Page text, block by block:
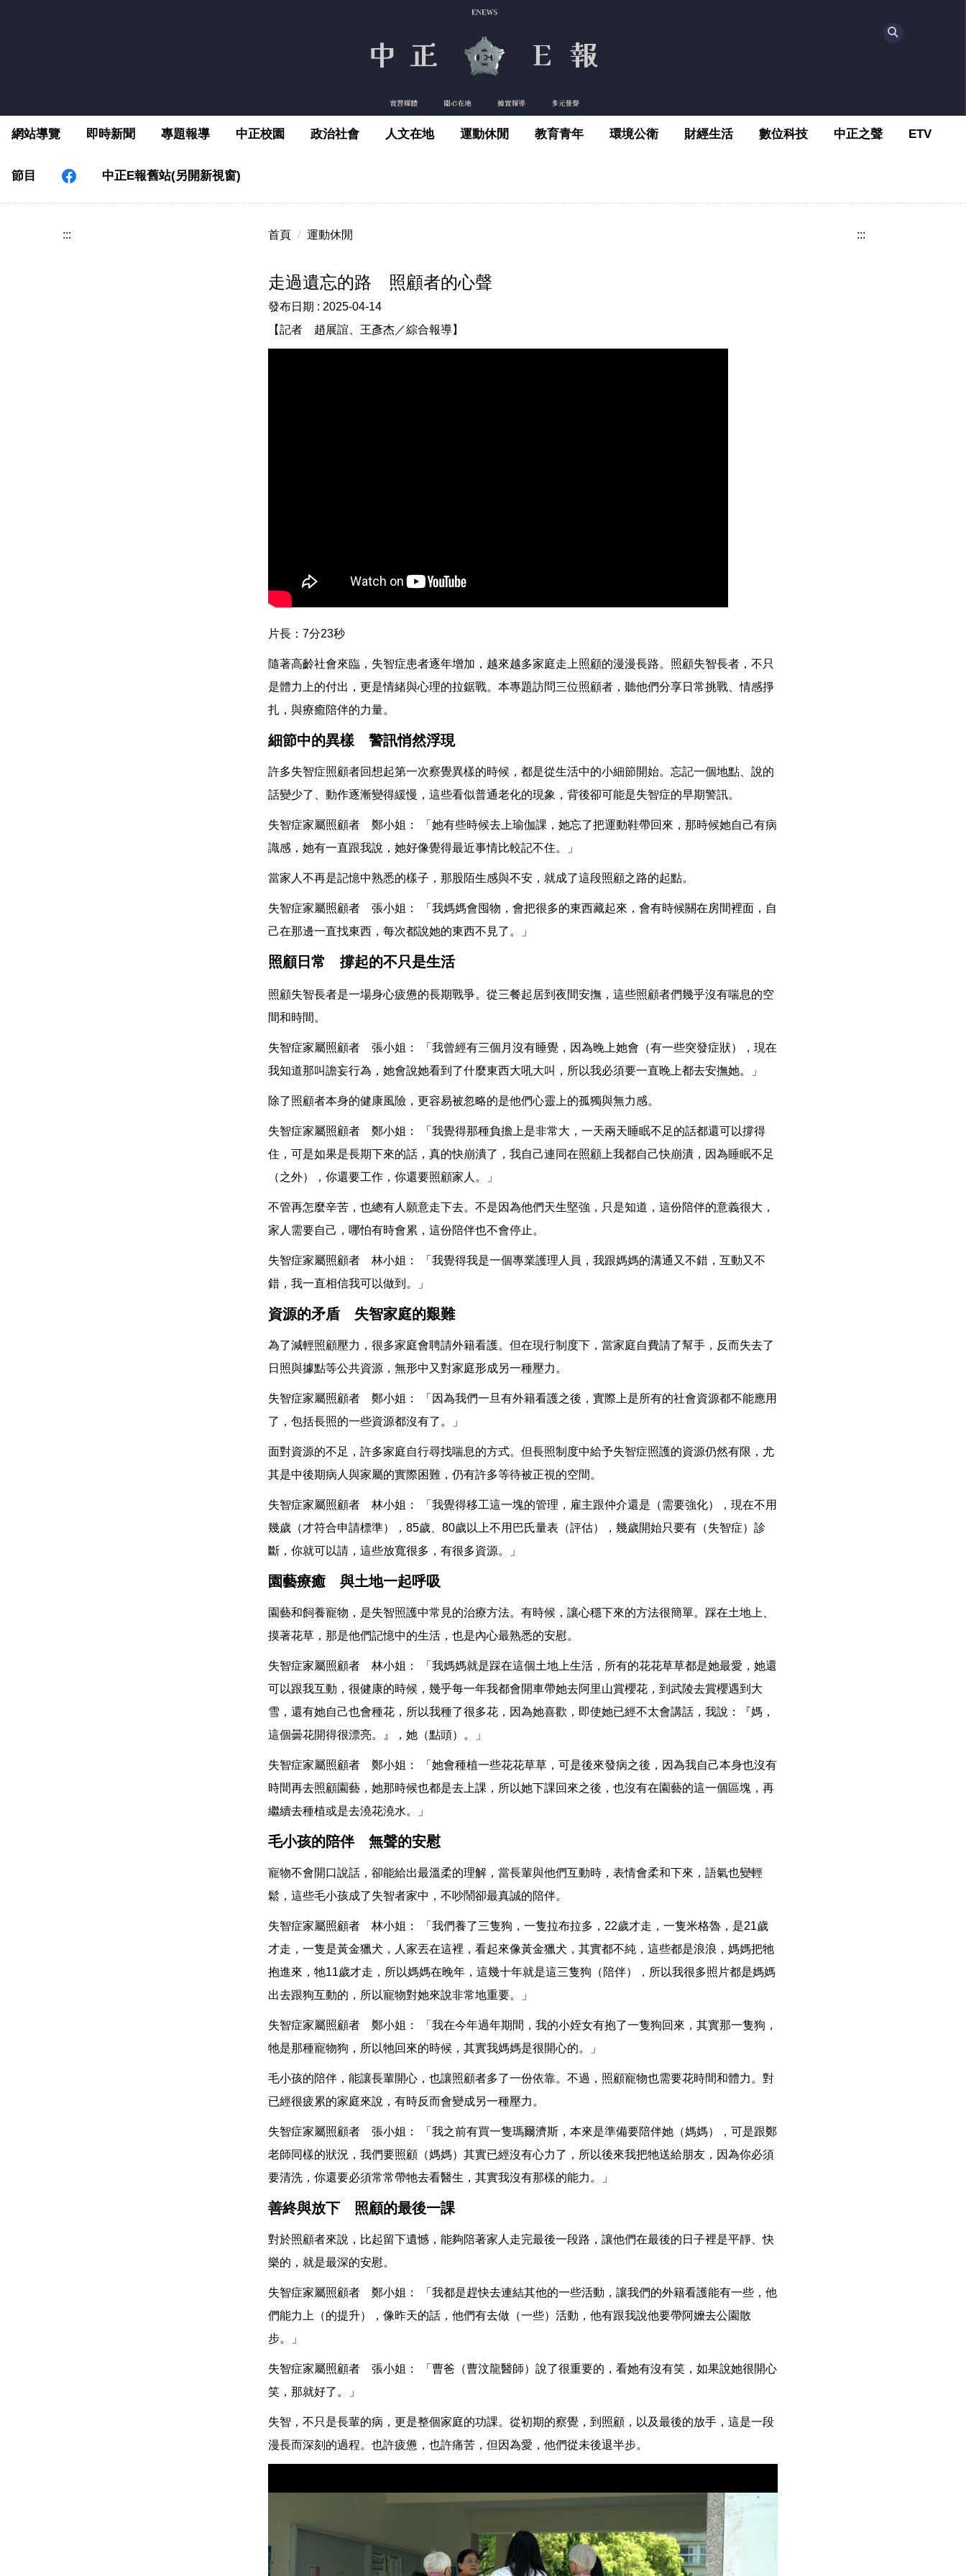
區
網站導覽 即時新聞 專題報導 中正校園 政治社會 人文在地 運動休閒 教育青年 環境公衛 財經生活 數位科技 中正之聲 ETV
節目 中正E報舊站(另開新視窗)
::: 首頁 運動休閒
走過遺忘的路 照顧者的心聲
發布日期 : 2025-04-14
【記者 趙展誼、王彥杰／綜合報導】
片長：7分23秒
隨著高齡社會來臨，失智症患者逐年增加，越來越多家庭走上照顧的漫漫長路。照顧失智長者，不只
是體力上的付出，更是情緒與心理的拉鋸戰。本專題訪問三位照顧者，聽他們分享日常挑戰、情感掙
扎，與療癒陪伴的力量。
細節中的異樣 警訊悄然浮現
許多失智症照顧者回想起第一次察覺異樣的時候，都是從生活中的小細節開始。忘記一個地點、說的
話變少了、動作逐漸變得緩慢，這些看似普通老化的現象，背後卻可能是失智症的早期警訊。
失智症家屬照顧者 鄭小姐： 「她有些時候去上瑜伽課，她忘了把運動鞋帶回來，那時候她自己有病
識感，她有一直跟我說，她好像覺得最近事情比較記不住。」
當家人不再是記憶中熟悉的樣子，那股陌生感與不安，就成了這段照顧之路的起點。
失智症家屬照顧者 張小姐： 「我媽媽會囤物，會把很多的東西藏起來，會有時候關在房間裡面，自
己在那邊一直找東西，每次都說她的東西不見了。」
照顧日常 撐起的不只是生活
照顧失智長者是一場身心疲憊的長期戰爭。從三餐起居到夜間安撫，這些照顧者們幾乎沒有喘息的空
間和時間。
失智症家屬照顧者 張小姐： 「我曾經有三個月沒有睡覺，因為晚上她會（有一些突發症狀），現在
我知道那叫譫妄行為，她會說她看到了什麼東西大吼大叫，所以我必須要一直晚上都去安撫她。」
除了照顧者本身的健康風險，更容易被忽略的是他們心靈上的孤獨與無力感。
失智症家屬照顧者 鄭小姐： 「我覺得那種負擔上是非常大，一天兩天睡眠不足的話都還可以撐得
住，可是如果是長期下來的話，真的快崩潰了，我自己連同在照顧上我都自己快崩潰，因為睡眠不足
（之外），你還要工作，你還要照顧家人。」
不管再怎麼辛苦，也總有人願意走下去。不是因為他們天生堅強，只是知道，這份陪伴的意義很大，
家人需要自己，哪怕有時會累，這份陪伴也不會停止。
失智症家屬照顧者 林小姐： 「我覺得我是一個專業護理人員，我跟媽媽的溝通又不錯，互動又不
錯，我一直相信我可以做到。」
資源的矛盾 失智家庭的艱難
為了減輕照顧壓力，很多家庭會聘請外籍看護。但在現行制度下，當家庭自費請了幫手，反而失去了
日照與據點等公共資源，無形中又對家庭形成另一種壓力。
失智症家屬照顧者 鄭小姐： 「因為我們一旦有外籍看護之後，實際上是所有的社會資源都不能應用
了，包括長照的一些資源都沒有了。」
面對資源的不足，許多家庭自行尋找喘息的方式。但長照制度中給予失智症照護的資源仍然有限，尤
其是中後期病人與家屬的實際困難，仍有許多等待被正視的空間。
失智症家屬照顧者 林小姐： 「我覺得移工這一塊的管理，雇主跟仲介還是（需要強化），現在不用
幾歲（才符合申請標準），85歲、80歲以上不用巴氏量表（評估），幾歲開始只要有（失智症）診
斷，你就可以請，這些放寬很多，有很多資源。」
園藝療癒 與土地一起呼吸
園藝和飼養寵物，是失智照護中常見的治療方法。有時候，讓心穩下來的方法很簡單。踩在土地上、
摸著花草，那是他們記憶中的生活，也是內心最熟悉的安慰。
失智症家屬照顧者 林小姐： 「我媽媽就是踩在這個土地上生活，所有的花花草草都是她最愛，她還
可以跟我互動，很健康的時候，幾乎每一年我都會開車帶她去阿里山賞櫻花，到武陵去賞櫻遇到大
雪，還有她自己也會種花，所以我種了很多花，因為她喜歡，即使她已經不太會講話，我說：『媽，
這個曇花開得很漂亮。』，她（點頭）。」
失智症家屬照顧者 鄭小姐： 「她會種植一些花花草草，可是後來發病之後，因為我自己本身也沒有
時間再去照顧園藝，她那時候也都是去上課，所以她下課回來之後，也沒有在園藝的這一個區塊，再
繼續去種植或是去澆花澆水。」
毛小孩的陪伴 無聲的安慰
寵物不會開口說話，卻能給出最溫柔的理解，當長輩與他們互動時，表情會柔和下來，語氣也變輕
鬆，這些毛小孩成了失智者家中，不吵鬧卻最真誠的陪伴。
失智症家屬照顧者 林小姐： 「我們養了三隻狗，一隻拉布拉多，22歲才走，一隻米格魯，是21歲
才走，一隻是黃金獵犬，人家丟在這裡，看起來像黃金獵犬，其實都不純，這些都是浪浪，媽媽把牠
抱進來，牠11歲才走，所以媽媽在晚年，這幾十年就是這三隻狗（陪伴），所以我很多照片都是媽媽
出去跟狗互動的，所以寵物對她來說非常地重要。」
失智症家屬照顧者 鄭小姐： 「我在今年過年期間，我的小姪女有抱了一隻狗回來，其實那一隻狗，
牠是那種寵物狗，所以牠回來的時候，其實我媽媽是很開心的。」
毛小孩的陪伴，能讓長輩開心，也讓照顧者多了一份依靠。不過，照顧寵物也需要花時間和體力。對
已經很疲累的家庭來說，有時反而會變成另一種壓力。
失智症家屬照顧者 張小姐： 「我之前有買一隻瑪爾濟斯，本來是準備要陪伴她（媽媽），可是跟鄭
老師同樣的狀況，我們要照顧（媽媽）其實已經沒有心力了，所以後來我把牠送給朋友，因為你必須
要清洗，你還要必須常常帶牠去看醫生，其實我沒有那樣的能力。」
善終與放下 照顧的最後一課
對於照顧者來說，比起留下遺憾，能夠陪著家人走完最後一段路，讓他們在最後的日子裡是平靜、快
樂的，就是最深的安慰。
失智症家屬照顧者 鄭小姐： 「我都是趕快去連結其他的一些活動，讓我們的外籍看護能有一些，他
們能力上（的提升），像昨天的話，他們有去做（一些）活動，他有跟我說他要帶阿嬤去公園散
步。」
失智症家屬照顧者 張小姐： 「曹爸（曹汶龍醫師）說了很重要的，看她有沒有笑，如果說她很開心
笑，那就好了。」
失智，不只是長輩的病，更是整個家庭的功課。從初期的察覺，到照顧，以及最後的放手，這是一段
漫長而深刻的過程。也許疲憊，也許痛苦，但因為愛，他們從未後退半步。
:::